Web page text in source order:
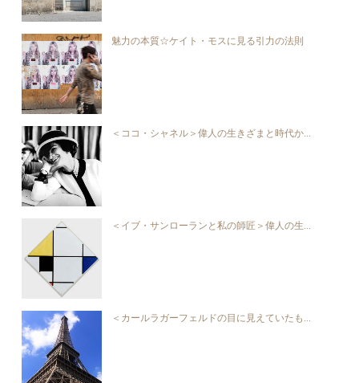
魅力の本質☆ケイト・モスに見る引力の法則
＜ココ・シャネル＞偉人の生きざまと時代か...
＜イブ・サンローランと私の師匠＞偉人の生...
＜カールラガーフェルドの目に見えていたも...